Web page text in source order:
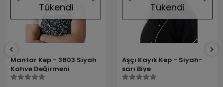
Tükendi
Mantar Kep - 3803 Siyah
Kahve Değirmeni
Tükendi
Aşçı Kayık Kep - Siyah-
sarı Biye